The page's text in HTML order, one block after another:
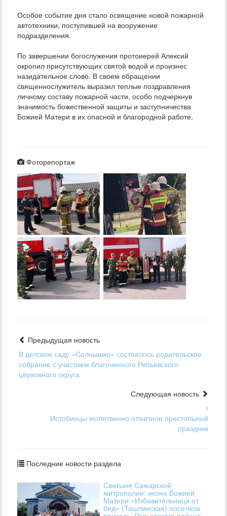
Особое событие дня стало освящение новой пожарной
автотехники, поступившей на вооружение
подразделения.
По завершении богослужения протоиерей Алексий
окропил присутствующих святой водой и произнес
назидательное слово. В своем обращении
священнослужитель выразил теплые поздравления
личному составу пожарной части, особо подчеркнув
значимость божественной защиты и заступничества
Божией Матери в их опасной и благородной работе.
Фоторепортаж
Предыдущая новость
В детском саду «Солнышко» состоялось родительское
собрание с участием благочинного Репьевского
церковного округа
Следующая новость
Истобинцы молитвенно отметили престольный
праздник
Последние новости раздела
Святыня Самарской
митрополии: икона Божией
Матери «Избавительница от
бед» (Ташлинская) посетила